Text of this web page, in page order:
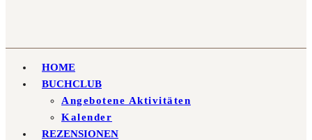
HOME
BUCHCLUB
Angebotene Aktivitäten
Kalender
REZENSIONEN